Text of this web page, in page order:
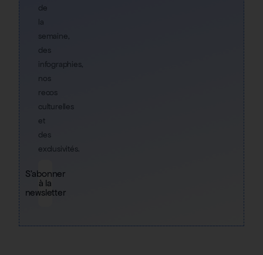
de
la
semaine,
des
infographies,
nos
recos
culturelles
et
des
exclusivités.
S'abonner
à la
newsletter